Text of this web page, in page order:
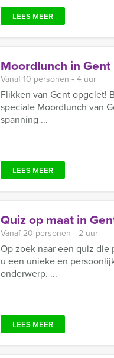
LEES MEER
Moordlunch in Gent
Vanaf 10 personen ‐ 4 uur
Flikken van Gent opgelet!
speciale Moordlunch van
spanning ...
LEES MEER
Quiz op maat in
Vanaf 20 personen ‐ 2 uur
Op zoek naar een quiz
u een unieke en
onderwerp. ...
LEES MEER